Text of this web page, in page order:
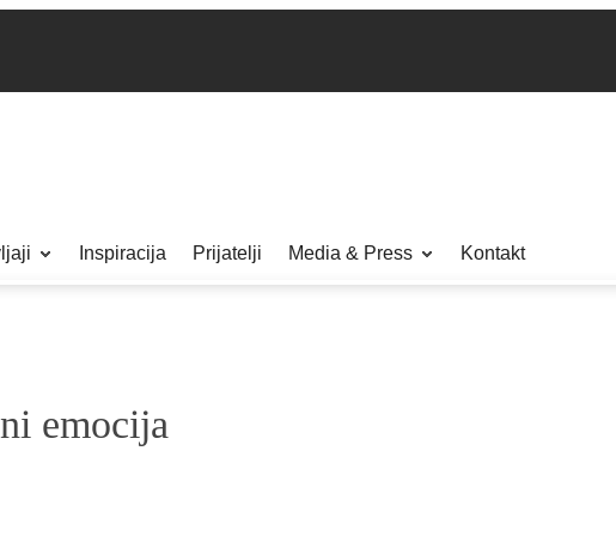
Inspiracija Prijatelji Media & Press Kontakt
emocija